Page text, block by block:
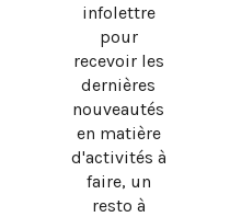
infolettre
pour
recevoir les
dernières
nouveautés
en matière
d'activités à
faire, un
resto à